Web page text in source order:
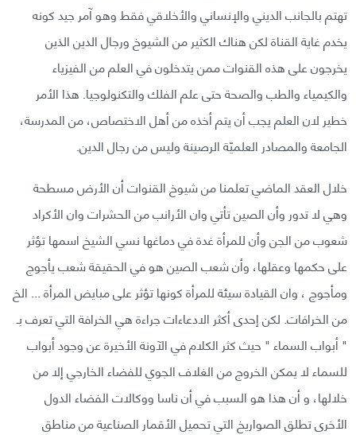
تهتم بالجانب الديني والإنساني والأخلاقي فقط وهو آمر جيد كونه
يخدم غاية القناة لكن هناك الكثير من الشيوخ ورجال الدين الذين
يخرجون على هذه القنوات ممن يتدخلون في العلم من الفيزياء
والكيمياء والطب والصحة حتى علم الفلك والتكنولوجيا. هذا الأمر
خطير لان العلم يجب أن يتم أخذه من أهل الاختصاص، من المدرسة،
الجامعة والمصادر العلميّة الرصينة وليس من رجال الدين.
خلال العقد الماضي تعلمنا من شيوخ القنوات أن الأرض مسطحة
وهي لا تدور وأن الصين تأتي وان الأرانب من الحشرات وان الأكراد
شعوب من الجن وأن للمرأة غدة في دماغها نسي الشيخ اسمها تؤثر
على حكمها وعقلها، وأن شعب الصين هو في الحقيقة شعب يأجوج
ومأجوج ، وان القيادة سيئة للمرأة كونها تؤثر على مبايض المرأة ... الخ
من الخرافات. لكن إحدى أكثر الادعاءات جراءة هي الخرافة التي تعرف بـ
" أبواب السماء " حيث كثر الكلام في الآونة الأخيرة عن وجود أبواب
للسماء لا يمكن الخروج من الغلاف الجوي للفضاء الخارجي إلا من
خلالها، و أن هذا هو السبب في أن ناسا ووكالات الفضاء الدول
الأخرى تطلق الصواريخ التي تحميل الأقمار الصناعية من مناطق